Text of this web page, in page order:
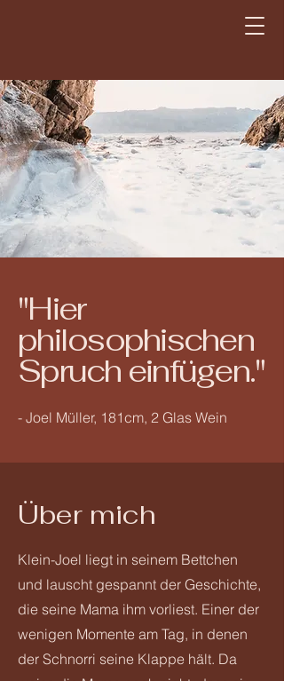
"Hier
philosophischen
Spruch einfügen."
- Joel Müller, 181cm, 2 Glas Wein
Über mich
Klein-Joel liegt in seinem Bettchen
und lauscht gespannt der Geschichte,
die seine Mama ihm vorliest. Einer der
wenigen Momente am Tag, in denen
der Schnorri seine Klappe hält. Da